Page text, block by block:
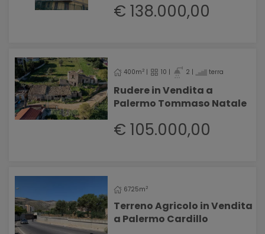
€ 138.000,00
400m2 | 10 | 2 | terra
Rudere in Vendita a
Palermo Tommaso Natale
€ 105.000,00
6725m2
Terreno Agricolo in Vendita
a Palermo Cardillo